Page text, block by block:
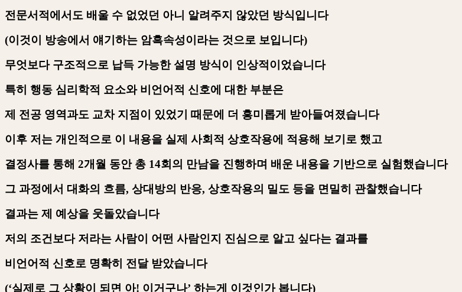
전문서적에서도 배울 수 없었던 아니 알려주지 않았던 방식입니다
(이것이 방송에서 얘기하는 암흑속성이라는 것으로 보입니다)
무엇보다 구조적으로 납득 가능한 설명 방식이 인상적이었습니다
특히 행동 심리학적 요소와 비언어적 신호에 대한 부분은
제 전공 영역과도 교차 지점이 있었기 때문에 더 흥미롭게 받아들여졌습니다
이후 저는 개인적으로 이 내용을 실제 사회적 상호작용에 적용해 보기로 했고
결정사를 통해 2개월 동안 총 14회의 만남을 진행하며 배운 내용을 기반으로 실험했습니다
그 과정에서 대화의 흐름, 상대방의 반응, 상호작용의 밀도 등을 면밀히 관찰했습니다
결과는 제 예상을 웃돌았습니다
저의 조건보다 저라는 사람이 어떤 사람인지 진심으로 알고 싶다는 결과를
비언어적 신호로 명확히 전달 받았습니다
(‘실제로 그 상황이 되면 아! 이거구나’ 하는게 이것인가 봅니다)